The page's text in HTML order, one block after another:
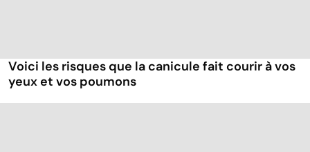
Voici les risques que la canicule fait courir à vos
yeux et vos poumons